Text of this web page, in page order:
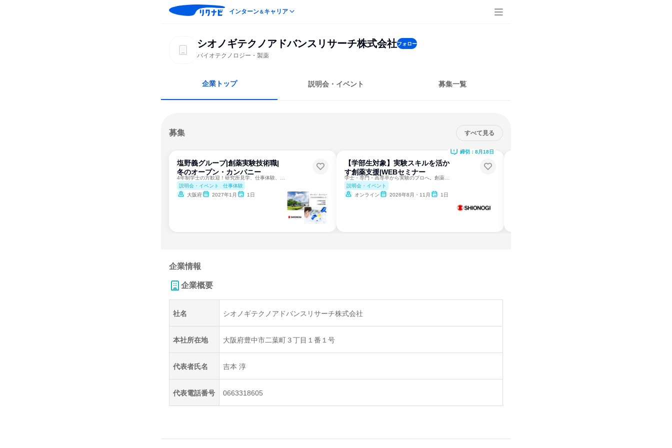
インターン＆キャリア
シオノギテクノアドバンスリサーチ株式会社フォロー
バイオテクノロジー・製薬
企業トップ 説明会・イベント 募集一覧
募集 すべて見る
塩野義グループ|創薬実験技術職|
冬のオープン・カンパニー
説明会・イベント
仕事体験
大阪府
2027年1月 1日
【学部生対象】実験スキルを活か
す創薬支援|WEBセミナー
説明会・イベント
オンライン
2026年8月・11月 1日
締切：8月18日
企業情報
企業概要
社名 シオノギテクノアドバンスリサーチ株式会社
本社所在地 大阪府豊中市二葉町３丁目１番１号
代表者氏名 吉本 淳
代表電話番号 0663318605